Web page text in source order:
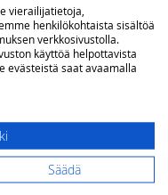
Sivu
4 Sivu
5
grillin puhtaanapitoon.
kuten hyvän
vierailijatietoja,
henkilökohtaista sisältöä
verkkosivustolla.
käyttöä helpottavista
evästeistä saat avaamalla
Säädä